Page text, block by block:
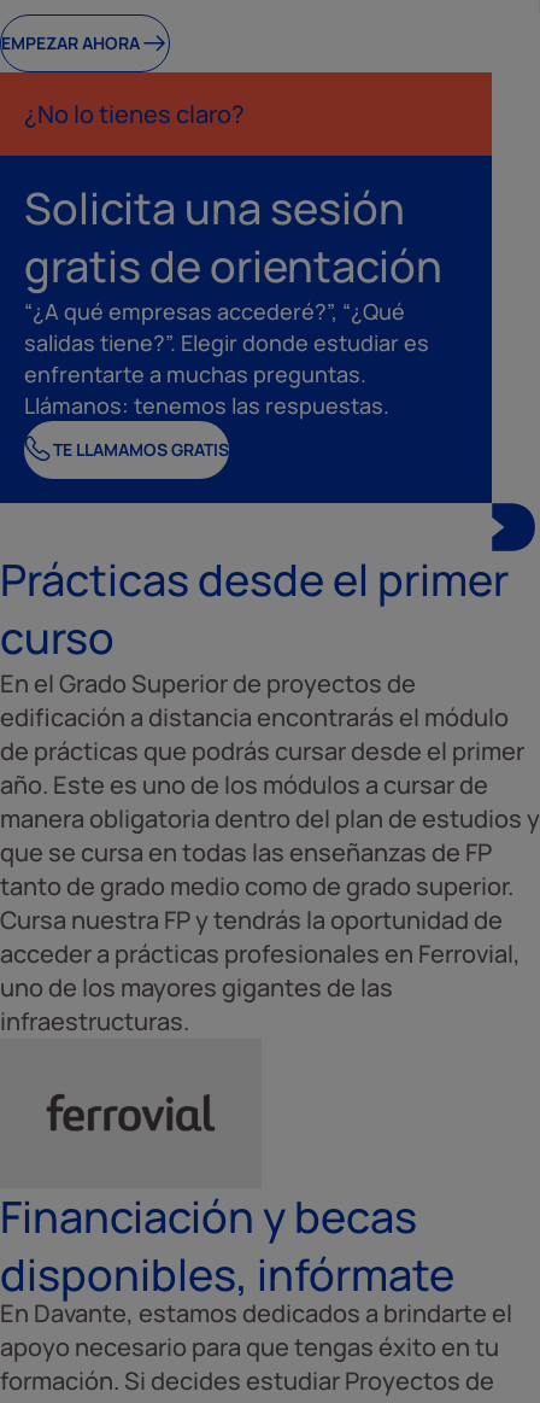
EMPEZAR AHORA
¿No lo tienes claro?
Solicita una sesión
gratis de orientación
“¿A qué empresas accederé?”, “¿Qué
salidas tiene?”. Elegir donde estudiar es
enfrentarte a muchas preguntas.
Llámanos: tenemos las respuestas.
TE LLAMAMOS GRATIS
Prácticas desde el primer
curso
En el Grado Superior de proyectos de
edificación a distancia encontrarás el módulo
de prácticas que podrás cursar desde el primer
año. Este es uno de los módulos a cursar de
manera obligatoria dentro del plan de estudios y
que se cursa en todas las enseñanzas de FP
tanto de grado medio como de grado superior.
Cursa nuestra FP y tendrás la oportunidad de
acceder a prácticas profesionales en Ferrovial,
uno de los mayores gigantes de las
infraestructuras.
Financiación y becas
disponibles, infórmate
En Davante, estamos dedicados a brindarte el
apoyo necesario para que tengas éxito en tu
formación. Si decides estudiar Proyectos de